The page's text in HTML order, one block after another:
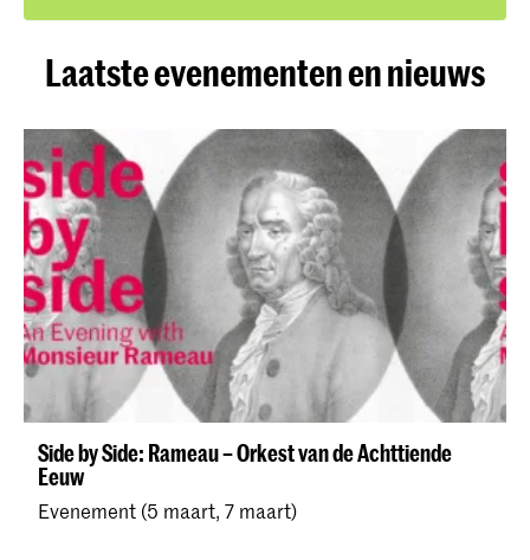
Laatste evenementen en nieuws
Side by Side: Rameau – Orkest van de Achttiende
Eeuw
Evenement (5 maart, 7 maart)